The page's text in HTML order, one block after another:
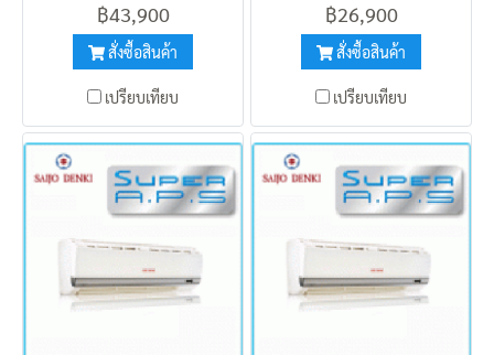
฿43,900
สั่งซื้อสินค้า
เปรียบเทียบ
฿26,900
สั่งซื้อสินค้า
เปรียบเทียบ